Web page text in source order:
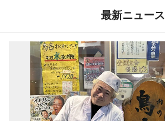
最新ニュース